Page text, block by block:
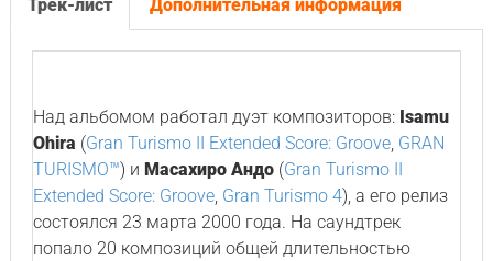
Трек-лист Дополнительная информация
Над альбомом работал дуэт композиторов: Isamu
Ohira (Gran Turismo II Extended Score: Groove, GRAN
TURISMO™) и Масахиро Андо(Gran Turismo II
Extended Score: Groove, Gran Turismo 4), а его релиз
состоялся 23 марта 2000 года. На саундтрек
попало 20 композиций общей длительностью